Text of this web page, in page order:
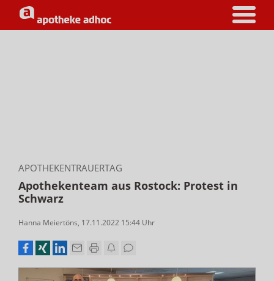
APOTHEKENTRAUERTAG
Apothekenteam aus Rostock: Protest in
Schwarz
Hanna Meiertöns, 17.11.2022 15:44 Uhr